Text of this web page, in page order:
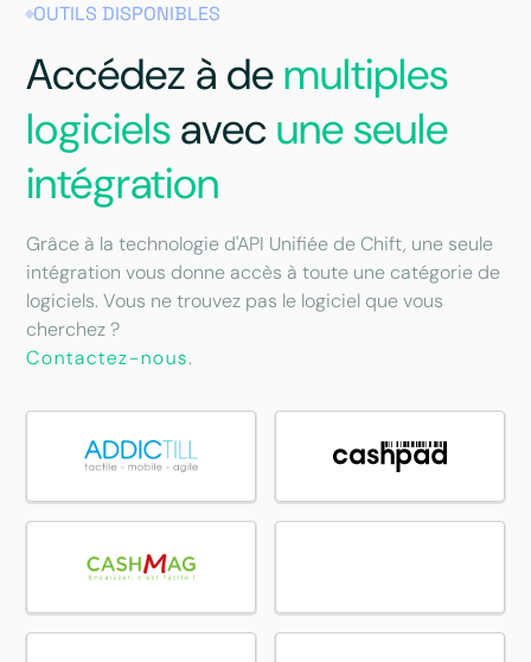
OUTILS DISPONIBLES
Accédez à demultiples
logicielsavec une seule
intégration
Grâce à la technologie d'API Unifiée de Chift, une seule
intégration vous donne accès à toute une catégorie de
logiciels. Vous ne trouvez pas le logiciel que vous
cherchez ?
Contactez-nous.